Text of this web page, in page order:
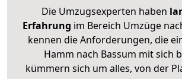
Die Umzugsexperten haben
Erfahrung im Bereich Umzüge
kennen die Anforderungen, die
Hamm nach Bassum mit sich
kümmern sich um alles, von der